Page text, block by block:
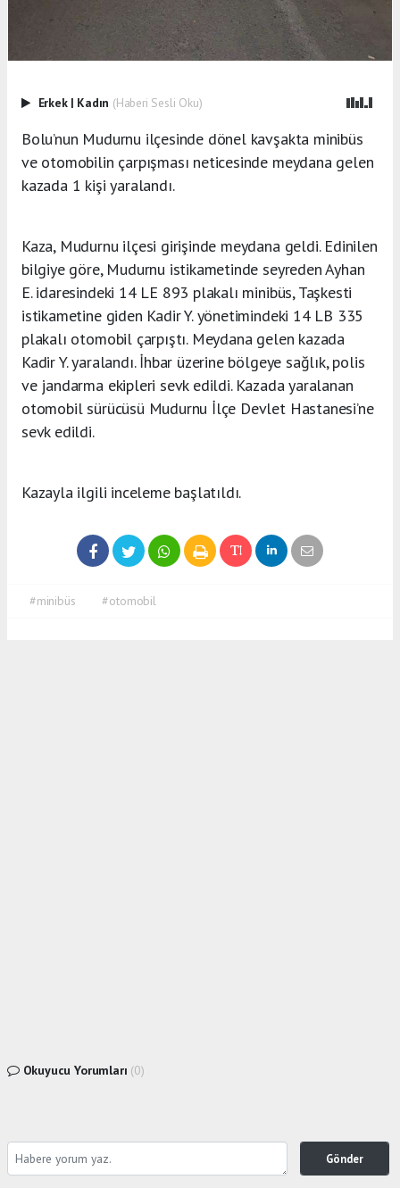
Erkek | Kadın (Haberi Sesli Oku)
Bolu’nun Mudurnu ilçesinde dönel kavşakta minibüs
ve otomobilin çarpışması neticesinde meydana gelen
kazada 1 kişi yaralandı.
Kaza, Mudurnu ilçesi girişinde meydana geldi. Edinilen
bilgiye göre, Mudurnu istikametinde seyreden Ayhan
E. idaresindeki 14 LE 893 plakalı minibüs, Taşkesti
istikametine giden Kadir Y. yönetimindeki 14 LB 335
plakalı otomobil çarpıştı. Meydana gelen kazada
Kadir Y. yaralandı. İhbar üzerine bölgeye sağlık, polis
ve jandarma ekipleri sevk edildi. Kazada yaralanan
otomobil sürücüsü Mudurnu İlçe Devlet Hastanesi’ne
sevk edildi.
Kazayla ilgili inceleme başlatıldı.
#minibüs #otomobil
Okuyucu Yorumları (0)
Gönder